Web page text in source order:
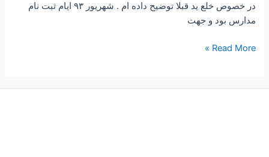
در خصوص خلع ید قبلا توضیح داده ام . شهریور ۹۳ ایام ثبت نام
مدارس بود و جهت
Read More »